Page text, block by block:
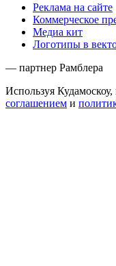
Реклама на сайте
Коммерческое
Медиа кит
Логотипы в
— партнер Рамблера
Используя Кудамоскоу,
соглашением и